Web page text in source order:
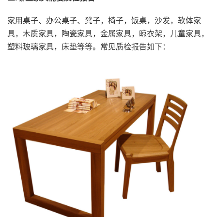
家用桌子、办公桌子、凳子，椅子，饭桌，沙发，软体家
具，木质家具，陶瓷家具，金属家具，晾衣架，儿童家具，
塑料玻璃家具，床垫等等。常见质检报告如下：